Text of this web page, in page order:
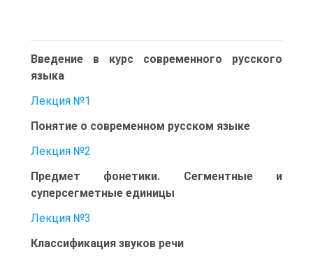
Введение в курс современного русского
языка
Лекция №1
Понятие о современном русском языке
Лекция №2
Предмет фонетики. Сегментные и
суперсегметные единицы
Лекция №3
Классификация звуков речи